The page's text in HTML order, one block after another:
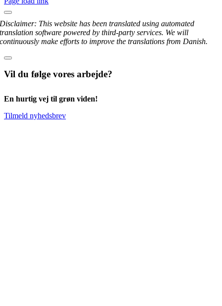
Disclaimer: This website has been translated using automated
translation software powered by third-party services. We will
continuously make efforts to improve the translations from Danish.
Vil du følge vores arbejde?
En hurtig vej til grøn viden!
Tilmeld nyhedsbrev